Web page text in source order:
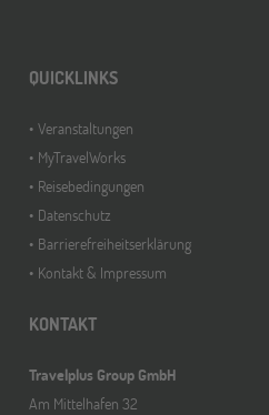
QUICKLINKS
Veranstaltungen
MyTravelWorks
Reisebedingungen
Datenschutz
Barrierefreiheitserklärung
Kontakt & Impressum
KONTAKT
Travelplus Group GmbH
Am Mittelhafen 32